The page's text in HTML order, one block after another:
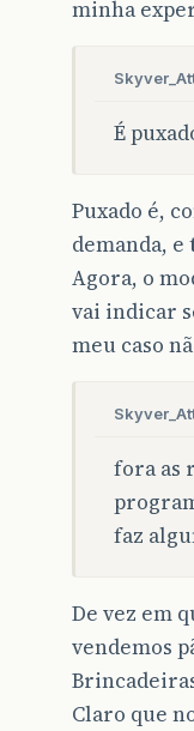
minha
É
Puxado é,
demanda,
Agora, o
vai indicar
meu caso
fora as
faz
De vez em
vendemos
Claro que